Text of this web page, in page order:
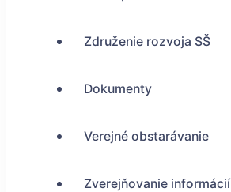
Združenie rozvoja SŠ
Dokumenty
Verejné obstarávanie
Zverejňovanie informácií